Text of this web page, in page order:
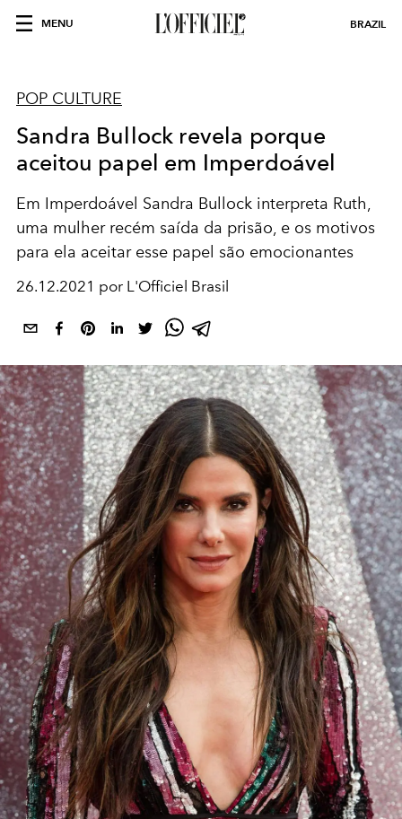
MENU BRAZIL
POP CULTURE
Sandra Bullock revela porque
aceitou papel em Imperdoável
Em Imperdoável Sandra Bullock interpreta Ruth,
uma mulher recém saída da prisão, e os motivos
para ela aceitar esse papel são emocionantes
26.12.2021 por L'Officiel Brasil